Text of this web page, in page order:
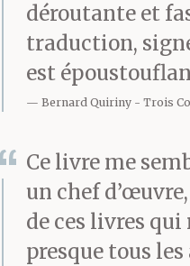
au Devoir
matin,
dans la
poussière à
dimanche
déroutante et
traduction,
est
Bernard Quiriny Trois
Ce livre me
un chef
de ces livres
presque tous